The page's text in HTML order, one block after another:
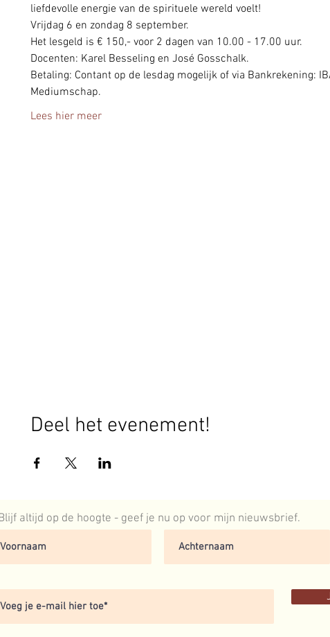
liefdevolle energie van de spirituele wereld voelt!
Vrijdag 6 en zondag 8 september.
Het lesgeld is € 150,- voor 2 dagen van 10.00 - 17.00 uur.
Docenten: Karel Besseling en José Gosschalk.
Betaling: Contant op de lesdag mogelijk of via Bankrekening:
Mediumschap.
Lees hier meer
Deel het evenement!
altijd op de hoogte - geef je nu op voor mijn nieuwsbrief.